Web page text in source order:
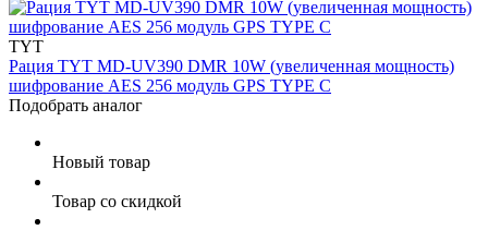
TYT
Рация TYT MD-UV390 DMR 10W (увеличенная мощность)
шифрование AES 256 модуль GPS TYPE C
Подобрать аналог
Новый товар
Товар со скидкой